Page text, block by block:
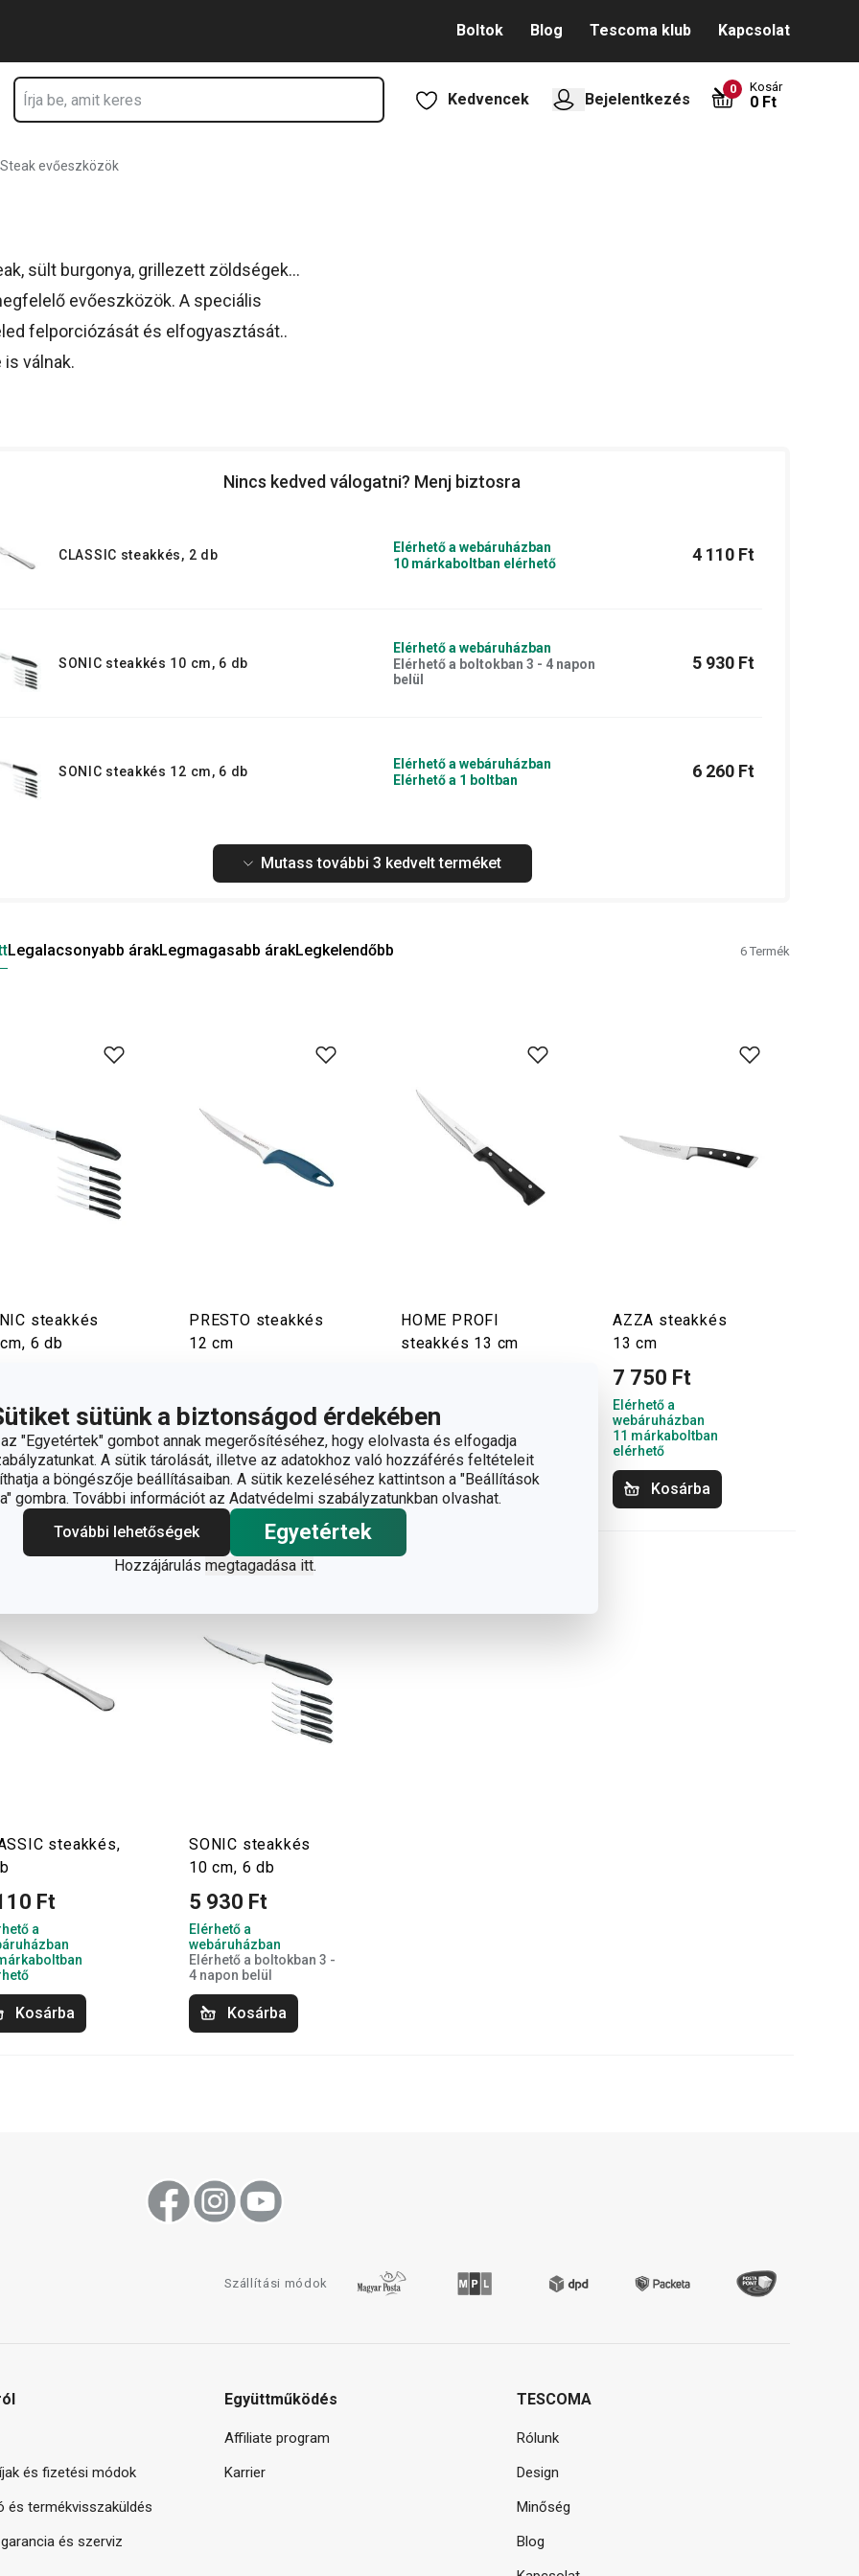
sütünk a biztonságod érdekében
"Egyetértek" gombot annak megerősítéséhez, hogy elolvasta és elfogadja
A sütik tárolását, illetve az adatokhoz való hozzáférés feltételeit
a böngészője beállításaiban. A sütik kezeléséhez kattintson a "Beállítások
gombra. További információt az Adatvédelmi szabályzatunkban olvashat.
További lehetőségek
Egyetértek
Hozzájárulás megtagadása itt.
Boltok Blog Tescoma klub Kapcsolat
Kedvencek Bejelentkezés
0 Kosár
0 Ft
Steak evőeszközök
sült burgonya, grillezett zöldségek...
evőeszközök. A speciális
felporciózását és elfogyasztását..
válnak.
Nincs kedved válogatni? Menj biztosra
CLASSIC steakkés, 2 db
Elérhető a webáruházban
10 márkaboltban elérhető
4 110 Ft
SONIC steakkés 10 cm, 6 db
Elérhető a webáruházban
Elérhető a boltokban 3 - 4 napon
belül
5 930 Ft
SONIC steakkés 12 cm, 6 db
Elérhető a webáruházban
Elérhető a 1 boltban
6 260 Ft
Mutass további 3 kedvelt terméket
Legalacsonyabb árakLegmagasabb árakLegkelendőbb 6Termék
steakkés
6 db
a
a 1 boltban
Kosárba
PRESTO steakkés
12 cm
Elérhető a
webáruházban
5 márkaboltban elérhető
Kosárba
HOME PROFI
steakkés 13 cm
Elérhető a
webáruházban
8 márkaboltban elérhető
Kosárba
AZZA steakkés
13 cm
7 750 Ft
Elérhető a
webáruházban
11 márkaboltban
elérhető
Kosárba
steakkés,
Ft
a
Kosárba
SONIC steakkés
10 cm, 6 db
5 930 Ft
Elérhető a
webáruházban
Elérhető a boltokban 3 -
4 napon belül
Kosárba
Szállítási módok
és fizetési módok
és termékvisszaküldés
és szerviz
Együttműködés
Affiliate program
Karrier
TESCOMA
Rólunk
Design
Minőség
Blog